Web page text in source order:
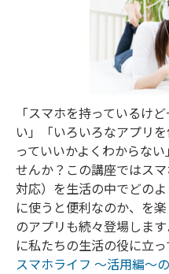
「スマホを持っているけ
い」「いろいろなアプリ
っていいかよくわからな
せんか？この講座ではス
対応）を生活の中でどの
に使うと便利なのか、を
のアプリも続々登場しま
に私たちの生活の役に立っ
スマホライフ ～活用編～